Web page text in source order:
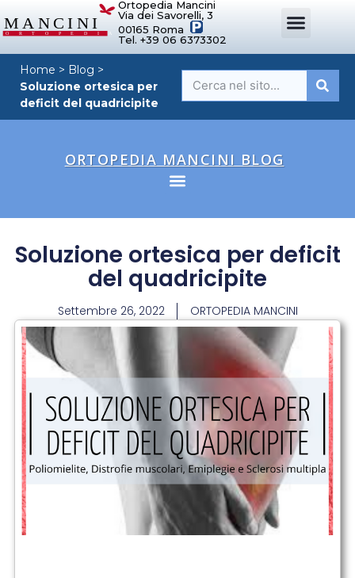
Ortopedia Mancini
Via dei Savorelli, 3
00165 Roma
Tel. +39 06 6373302
Home > Blog >
Soluzione ortesica per
deficit del quadricipite
ORTOPEDIA MANCINI BLOG
Soluzione ortesica per deficit
del quadricipite
Settembre 26, 2022 ORTOPEDIA MANCINI